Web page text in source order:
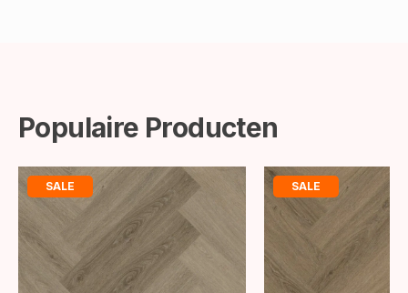
Populaire Producten
SALE SALE